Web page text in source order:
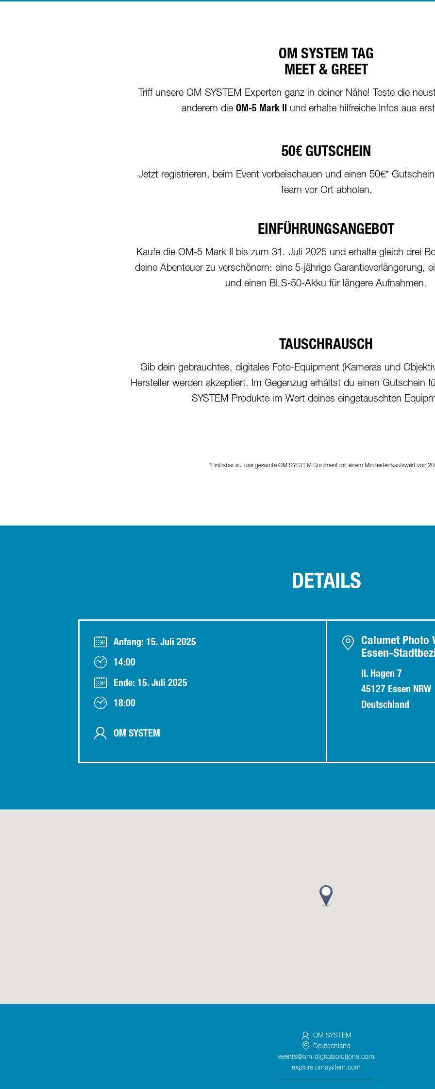
OM SYSTEM TAG
MEET & GREET
Triff unsere OM SYSTEM Experten ganz in deiner Nähe! Teste die
anderem die OM-5 Mark II und erhalte hilfreiche Infos aus
50€ GUTSCHEIN
Jetzt registrieren, beim Event vorbeischauen und einen 50€*
Team vor Ort abholen.
EINFÜHRUNGSANGEBOT
Kaufe die OM-5 Mark II bis zum 31. Juli 2025 und erhalte gleich drei
deine Abenteuer zu verschönern: eine 5-jährige Garantieverlängerung,
und einen BLS-50-Akku für längere Aufnahmen.
TAUSCHRAUSCH
Gib dein gebrauchtes, digitales Foto-Equipment (Kameras und
Hersteller werden akzeptiert. Im Gegenzug erhältst du einen Gutschein
SYSTEM Produkte im Wert deines eingetauschten
*Einlösbar auf das gesamte OM SYSTEM Sortiment mit einem Mindesteinkaufswert von
DETAILS
Anfang: 15. Juli 2025
14:00
Ende: 15. Juli 2025
18:00
OM SYSTEM
Calumet Photo
Essen-
II. Hagen 7
45127 Essen NRW
Deutschland
OM SYSTEM
Deutschland
events@om-digitalsolutions.com
explore.omsystem.com